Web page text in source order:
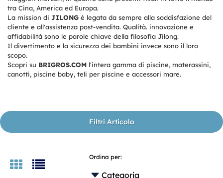
tra Cina, America ed Europa.
La mission di JILONG è legata da sempre alla soddisfazione del
cliente e all'assistenza post-vendita. Qualità. innovazione e
affidabilità sono le parole chiave della filosofia Jilong.
Il divertimento e la sicurezza dei bambini invece sono il loro
scopo.
Scopri su BRIGROS.COM l'intera gamma di piscine, materassini,
canotti, piscine baby, teli per piscine e accessori mare.
Filtri Articolo
Ordina per: